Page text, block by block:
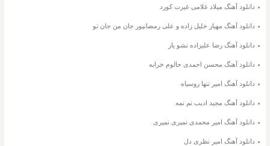
دانلود آهنگ میلاد غلامی غیرت کورد
دانلود آهنگ مهیار خلیل زاده و علی رمضانپور جان من جان تو
دانلود آهنگ رضا علیزاده نشو یار
دانلود آهنگ محسن احمدی حالوم خرابه
دانلود آهنگ امیر تنها روسیاه
دانلود آهنگ مجید ادیب نم نمه
دانلود آهنگ امیر محمدی نمیری نمیری
دانلود آهنگ امیر نظری دل